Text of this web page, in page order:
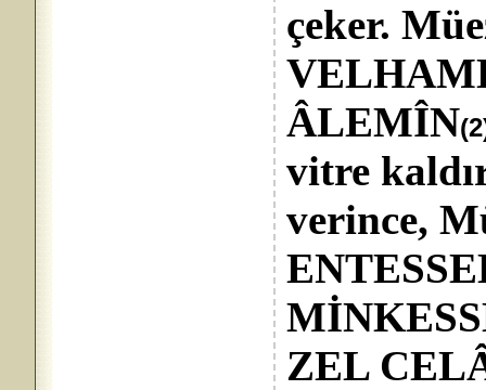
çeker.
ÂLEMÎN
vitre
verince,
ZEL